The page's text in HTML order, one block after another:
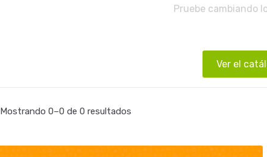
Pruebe cambiando
Ver el
Mostrando 0–0 de 0 resultados